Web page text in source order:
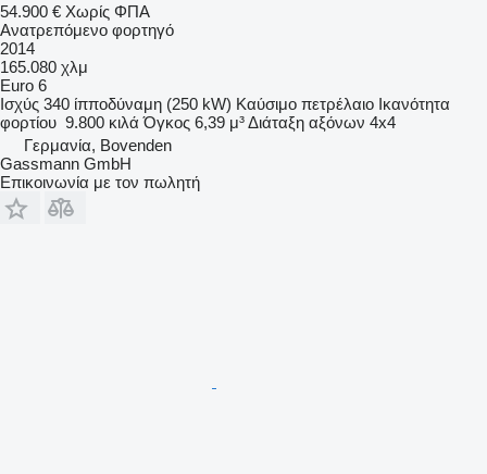
54.900 € Χωρίς ΦΠΑ
Ανατρεπόμενο φορτηγό
2014
165.080 χλμ
Euro 6
Ισχύς 340 ίπποδύναμη (250 kW) Καύσιμο πετρέλαιο Ικανότητα
φορτίου 9.800 κιλά Όγκος 6,39 μ³Διάταξη αξόνων 4x4
Γερμανία, Bovenden
Gassmann GmbH
Επικοινωνία με τον πωλητή